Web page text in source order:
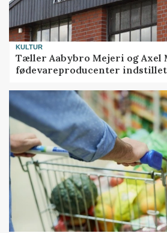
KULTUR
Tæller Aabybro Mejeri og Axel
fødevareproducenter